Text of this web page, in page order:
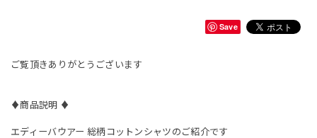
Save
ご覧頂きありがとうございます
♦︎商品説明 ♦︎
エディーバウアー 総柄コットンシャツのご紹介です